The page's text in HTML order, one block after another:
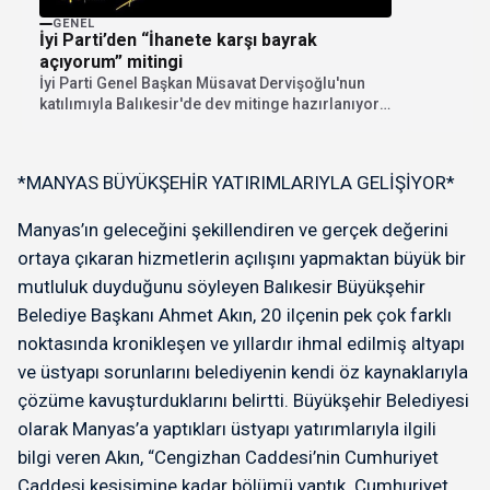
GENEL
İyi Parti’den “İhanete karşı bayrak
açıyorum” mitingi
İyi Parti Genel Başkan Müsavat Dervişoğlu'nun
katılımıyla Balıkesir'de dev mitinge hazırlanıyor.
*MANYAS BÜYÜKŞEHİR YATIRIMLARIYLA GELİŞİYOR*
Manyas’ın geleceğini şekillendiren ve gerçek değerini
ortaya çıkaran hizmetlerin açılışını yapmaktan büyük bir
mutluluk duyduğunu söyleyen Balıkesir Büyükşehir
Belediye Başkanı Ahmet Akın, 20 ilçenin pek çok farklı
noktasında kronikleşen ve yıllardır ihmal edilmiş altyapı
ve üstyapı sorunlarını belediyenin kendi öz kaynaklarıyla
çözüme kavuşturduklarını belirtti. Büyükşehir Belediyesi
olarak Manyas’a yaptıkları üstyapı yatırımlarıyla ilgili
bilgi veren Akın, “Cengizhan Caddesi’nin Cumhuriyet